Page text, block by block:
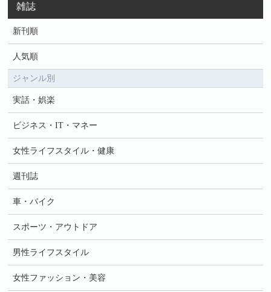
雑誌
新刊順
人気順
ジャンル別
実話・娯楽
ビジネス・IT・マネー
女性ライフスタイル・健康
週刊誌
車・バイク
スポーツ・アウトドア
男性ライフスタイル
女性ファッション・美容